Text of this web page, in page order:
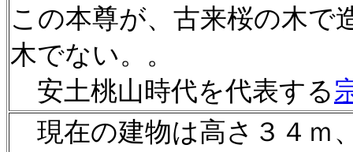
この本尊が、古来桜の木で
木でない。。
安土桃山時代を代表する
現在の建物は高さ３４ｍ